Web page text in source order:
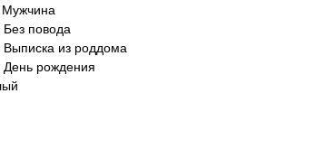
Мужчина
повода
из роддома
рождения